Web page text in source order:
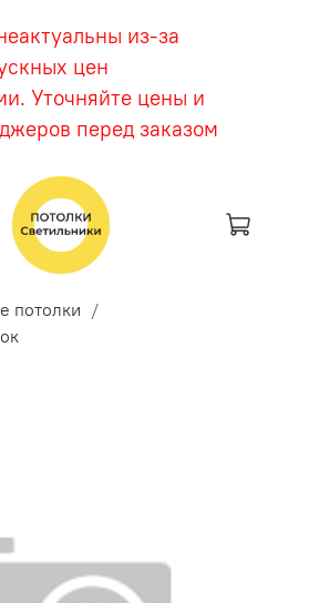
из-за
цен
Уточняйте цены и
перед заказом
потолки